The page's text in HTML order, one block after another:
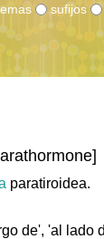
sufijos
paratiroidea.
de', 'al lado